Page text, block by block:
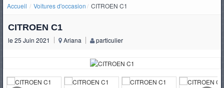
Accueil Voitures d'occasion CITROEN C1
CITROEN C1
le 25 Juin 2021 Ariana particulier
D'OCCASION